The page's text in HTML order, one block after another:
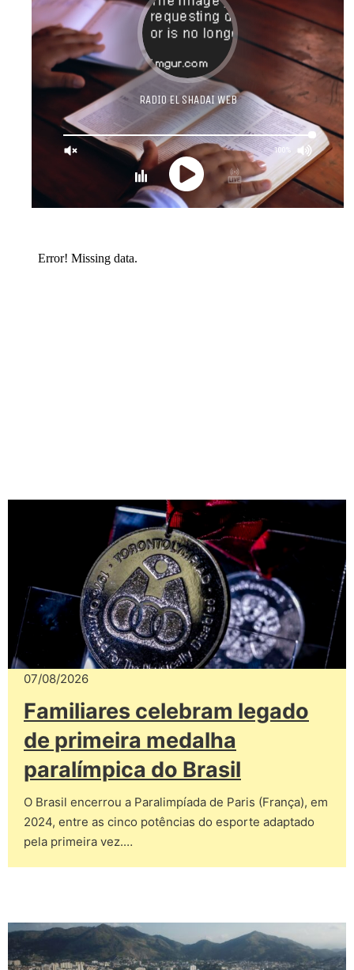
07/08/2026
Familiares celebram legado
de primeira medalha
paralímpica do Brasil
O Brasil encerrou a Paralimpíada de Paris (França), em
2024, entre as cinco potências do esporte adaptado
pela primeira vez.…